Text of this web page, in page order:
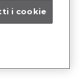
i cookie